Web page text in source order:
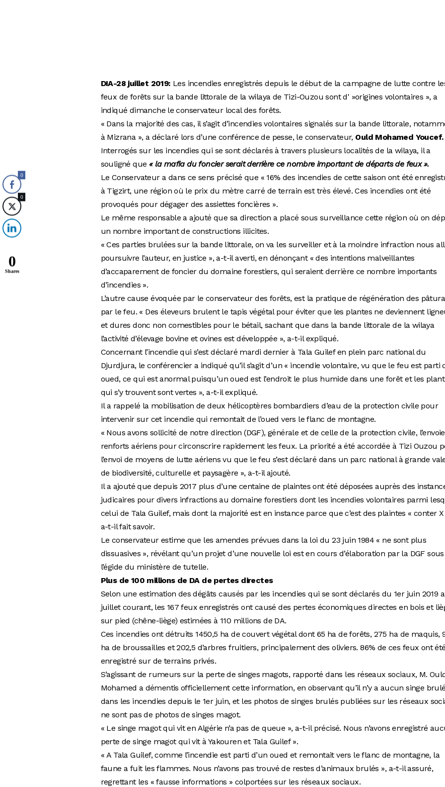
DIA-28 juillet 2019: Les incendies enregistrés depuis le début de la campagne de lutte contre
feux de forêts sur la bande littorale de la wilaya de Tizi-Ouzou sont d' »origines volontaires », a
indiqué dimanche le conservateur local des forêts.
« Dans la majorité des cas, il s’agit d’incendies volontaires signalés sur la bande littorale,
à Mizrana », a déclaré lors d’une conférence de pesse, le conservateur, Ould Mohamed Youcef.
Interrogés sur les incendies qui se sont déclarés à travers plusieurs localités de la wilaya, il a
souligné que « la mafia du foncier serait derrière ce nombre important de départs de feux ».
Le Conservateur a dans ce sens précisé que « 16% des incendies de cette saison ont été
à Tigzirt, une région où le prix du mètre carré de terrain est très élevé. Ces incendies ont été
provoqués pour dégager des assiettes foncières ».
Le même responsable a ajouté que sa direction a placé sous surveillance cette région où on
un nombre important de constructions illicites.
« Ces parties brulées sur la bande littorale, on va les surveiller et à la moindre infraction nous
poursuivre l’auteur, en justice », a-t-il averti, en dénonçant « des intentions malveillantes
d’accaparement de foncier du domaine forestiers, qui seraient derrière ce nombre importants
d’incendies ».
L’autre cause évoquée par le conservateur des forêts, est la pratique de régénération des
par le feu. « Des éleveurs brulent le tapis végétal pour éviter que les plantes ne deviennent
et dures donc non comestibles pour le bétail, sachant que dans la bande littorale de la wilaya
l’activité d’élevage bovine et ovines est développée », a-t-il expliqué.
Concernant l’incendie qui s’est déclaré mardi dernier à Tala Guilef en plein parc national du
Djurdjura, le conférencier a indiqué qu’il s’agit d’un « incendie volontaire, vu que le feu est parti
oued, ce qui est anormal puisqu’un oued est l’endroit le plus humide dans une forêt et les
qui s’y trouvent sont vertes », a-t-il expliqué.
Il a rappelé la mobilisation de deux hélicoptères bombardiers d’eau de la protection civile pour
intervenir sur cet incendie qui remontait de l’oued vers le flanc de montagne.
« Nous avons sollicité de notre direction (DGF), générale et de celle de la protection civile,
renforts aériens pour circonscrire rapidement les feux. La priorité a été accordée à Tizi Ouzou
l’envoi de moyens de lutte aériens vu que le feu s’est déclaré dans un parc national à grande
de biodiversité, culturelle et paysagère », a-t-il ajouté.
Il a ajouté que depuis 2017 plus d’une centaine de plaintes ont été déposées auprès des
judicaires pour divers infractions au domaine forestiers dont les incendies volontaires parmi
celui de Tala Guilef, mais dont la majorité est en instance parce que c’est des plaintes « conter X
a-t-il fait savoir.
Le conservateur estime que les amendes prévues dans la loi du 23 juin 1984 « ne sont plus
dissuasives », révélant qu’un projet d’une nouvelle loi est en cours d’élaboration par la DGF sous
l’égide du ministère de tutelle.
Plus de 100 millions de DA de pertes directes
Selon une estimation des dégâts causés par les incendies qui se sont déclarés du 1er juin 2019
juillet courant, les 167 feux enregistrés ont causé des pertes économiques directes en bois et
sur pied (chêne-liège) estimées à 110 millions de DA.
Ces incendies ont détruits 1450,5 ha de couvert végétal dont 65 ha de forêts, 275 ha de maquis,
ha de broussailles et 202,5 d’arbres fruitiers, principalement des oliviers. 86% de ces feux ont
enregistré sur de terrains privés.
S’agissant de rumeurs sur la perte de singes magots, rapporté dans les réseaux sociaux, M.
Mohamed a démentis officiellement cette information, en observant qu’il n’y a aucun singe
dans les incendies depuis le 1er juin, et les photos de singes brulés publiées sur les réseaux
ne sont pas de photos de singes magot.
« Le singe magot qui vit en Algérie n’a pas de queue », a-t-il précisé. Nous n’avons enregistré
perte de singe magot qui vit à Yakouren et Tala Guilef ».
« A Tala Guilef, comme l’incendie est parti d’un oued et remontait vers le flanc de montagne, la
faune a fuit les flammes. Nous n’avons pas trouvé de restes d’animaux brulés », a-t-il assuré,
regrettant les « fausse informations » colportées sur les réseaux sociaux.
0
0
0
Shares